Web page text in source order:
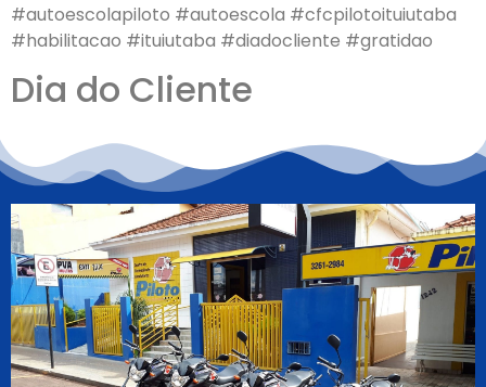
#autoescolapiloto #autoescola #cfcpilotoituiutaba
#habilitacao #ituiutaba #diadocliente #gratidao
Dia do Cliente